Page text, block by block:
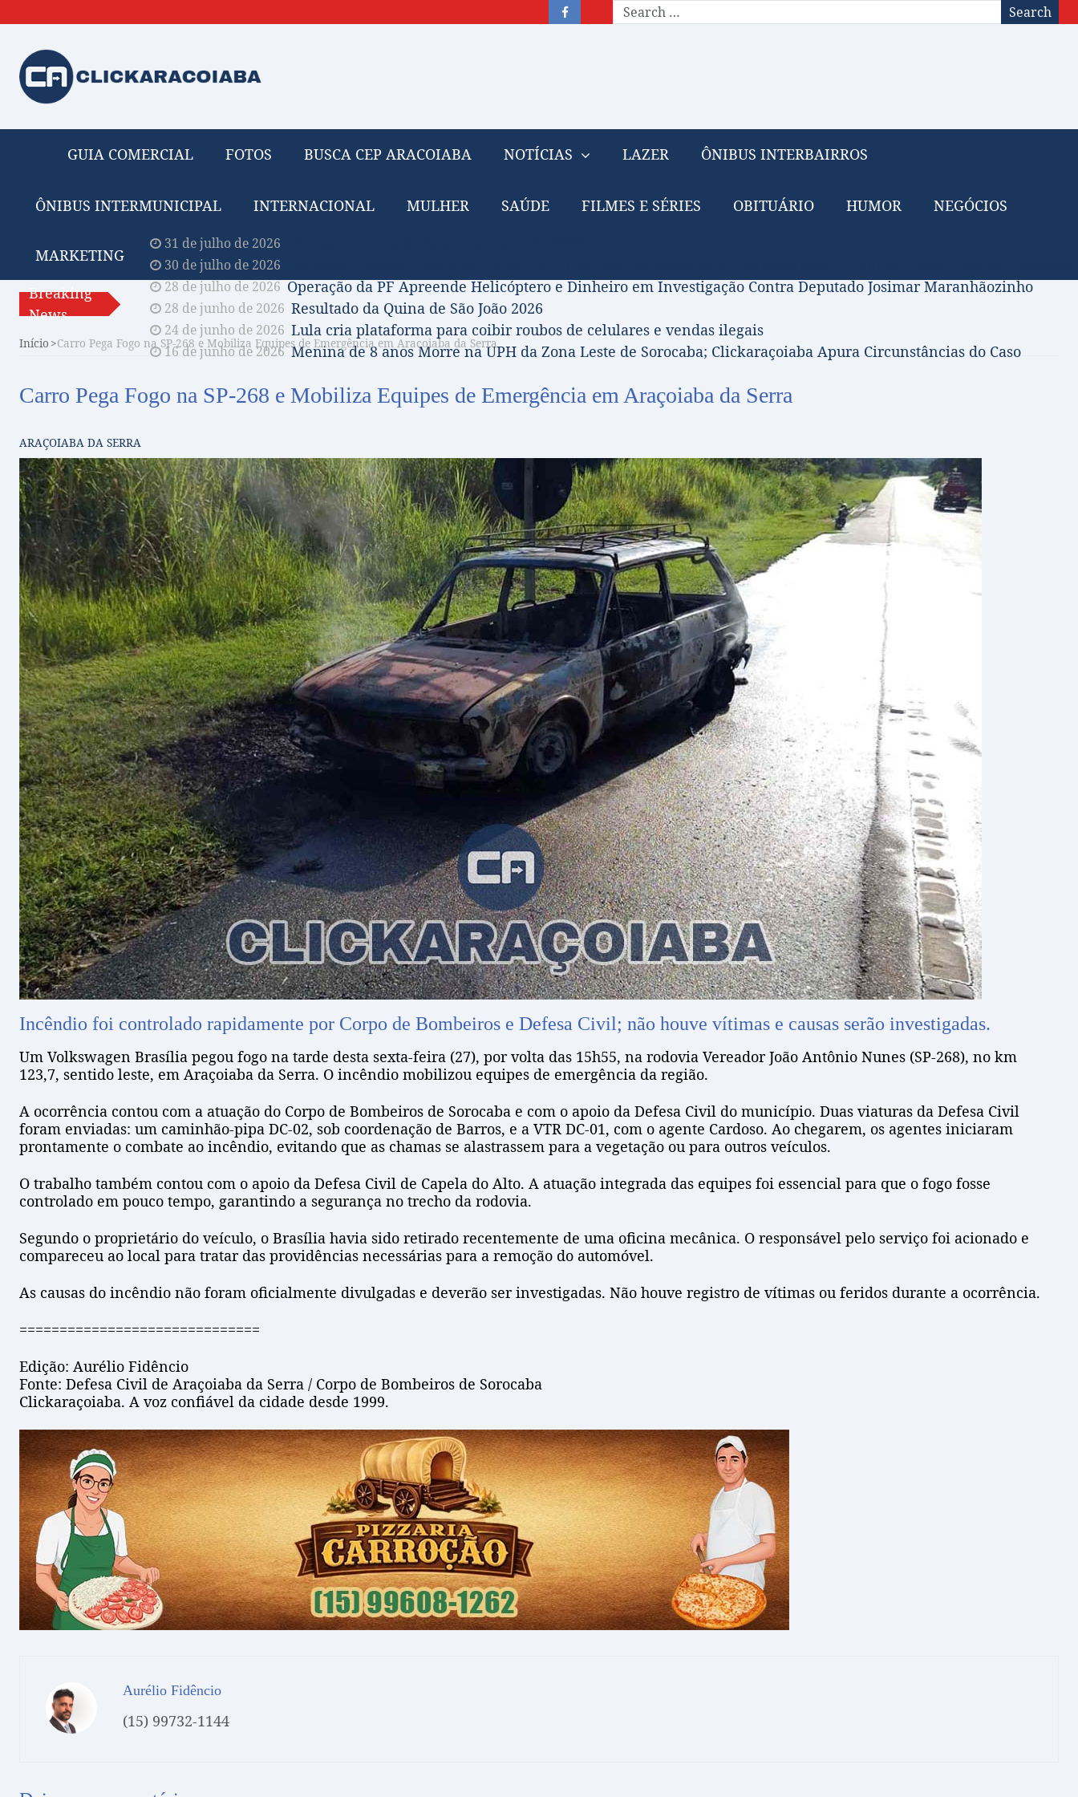
Search
GUIA COMERCIAL FOTOS BUSCA CEP ARACOIABA NOTÍCIAS LAZER ÔNIBUS INTERBAIRROS
ÔNIBUS INTERMUNICIPAL INTERNACIONAL MULHER SAÚDE FILMES E SÉRIES OBITUÁRIO HUMOR NEGÓCIOS
MARKETING
Breaking
News
31 de julho de 2026
30 de julho de 2026
28 de julho de 2026 Operação da PF Apreende Helicóptero e Dinheiro em Investigação Contra Deputado Josimar Maranhãozinho
28 de junho de 2026 Resultado da Quina de São João 2026
24 de junho de 2026 Lula cria plataforma para coibir roubos de celulares e vendas ilegais
16 de junho de 2026 Menina de 8 anos Morre na UPH da Zona Leste de Sorocaba; Clickaraçoiaba Apura Circunstâncias do Caso
Início Carro Pega Fogo na SP-268 e Mobiliza Equipes de Emergência em Araçoiaba da Serra
Carro Pega Fogo na SP-268 e Mobiliza Equipes de Emergência em Araçoiaba da Serra
ARAÇOIABA DA SERRA
Incêndio foi controlado rapidamente por Corpo de Bombeiros e Defesa Civil; não houve vítimas e causas serão investigadas.
Um Volkswagen Brasília pegou fogo na tarde desta sexta-feira (27), por volta das 15h55, na rodovia Vereador João Antônio Nunes (SP-268), no km
123,7, sentido leste, em Araçoiaba da Serra. O incêndio mobilizou equipes de emergência da região.
A ocorrência contou com a atuação do Corpo de Bombeiros de Sorocaba e com o apoio da Defesa Civil do município. Duas viaturas da Defesa Civil
foram enviadas: um caminhão-pipa DC-02, sob coordenação de Barros, e a VTR DC-01, com o agente Cardoso. Ao chegarem, os agentes iniciaram
prontamente o combate ao incêndio, evitando que as chamas se alastrassem para a vegetação ou para outros veículos.
O trabalho também contou com o apoio da Defesa Civil de Capela do Alto. A atuação integrada das equipes foi essencial para que o fogo fosse
controlado em pouco tempo, garantindo a segurança no trecho da rodovia.
Segundo o proprietário do veículo, o Brasília havia sido retirado recentemente de uma oficina mecânica. O responsável pelo serviço foi acionado e
compareceu ao local para tratar das providências necessárias para a remoção do automóvel.
As causas do incêndio não foram oficialmente divulgadas e deverão ser investigadas. Não houve registro de vítimas ou feridos durante a ocorrência.
==============================
Edição: Aurélio Fidêncio
Fonte: Defesa Civil de Araçoiaba da Serra / Corpo de Bombeiros de Sorocaba
Clickaraçoiaba. A voz confiável da cidade desde 1999.
Aurélio Fidêncio
(15) 99732-1144